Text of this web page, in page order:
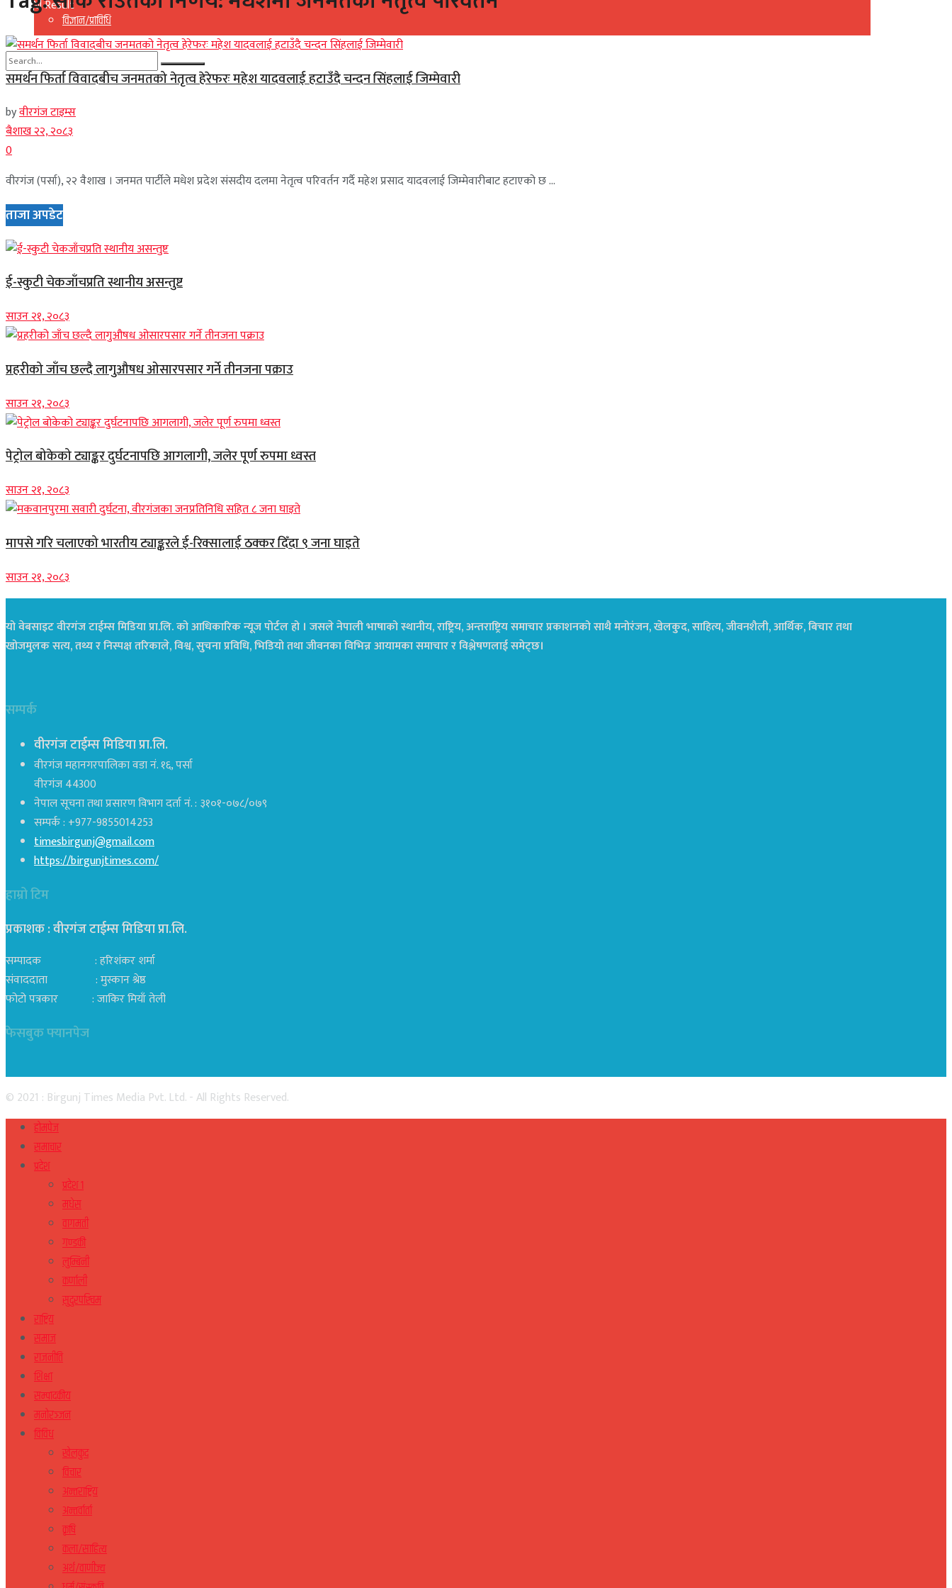
विज्ञान/प्राविधि
No Result
View All Result
View All Result
समर्थन फिर्ता विवादबीच जनमतको नेतृत्व हेरेफरः महेश यादवलाई हटाउँदै चन्दन सिंहलाई जिम्मेवारी
byवीरगंज टाइम्स
बैशाख २२, २०८३
0
वीरगंज (पर्सा), २२ वैशाख । जनमत पार्टीले मधेश प्रदेश संसदीय दलमा नेतृत्व परिवर्तन गर्दै महेश प्रसाद यादवलाई जिम्मेवारीबाट हटाएको छ ...
ताजा अपडेट
ई-स्कुटी चेकजाँचप्रति स्थानीय असन्तुष्ट
साउन २१, २०८३
प्रहरीको जाँच छल्दै लागुऔषध ओसारपसार गर्ने तीनजना पक्राउ
साउन २१, २०८३
पेट्रोल बोकेको ट्याङ्कर दुर्घटनापछि आगलागी, जलेर पूर्ण रुपमा ध्वस्त
साउन २१, २०८३
मापसे गरि चलाएको भारतीय ट्याङ्करले ई-रिक्सालाई ठक्कर दिँदा ९ जना घाइते
साउन २१, २०८३
यो वेबसाइट वीरगंज टाईम्स मिडिया प्रा.लि. को आधिकारिक न्यूज पोर्टल हो । जसले नेपाली भाषाको स्थानीय, राष्ट्रिय, अन्तराष्ट्रिय समाचार प्रकाशनको साथै मनोरंजन, खेलकुद, साहित्य, जीवनशैली, आर्थिक, बिचार तथा
खोजमुलक सत्य, तथ्य र निस्पक्ष तरिकाले, विश्व, सुचना प्रविधि, भिडियो तथा जीवनका विभिन्न आयामका समाचार र विश्लेषणलाई समेट्छ।
सम्पर्क
वीरगंज टाईम्स मिडिया प्रा.लि.
वीरगंज महानगरपालिका वडा नं. १६, पर्सा
वीरगंज 44300
नेपाल सूचना तथा प्रसारण विभाग दर्ता नं. : ३१०१-०७८/०७९
सम्पर्क : +977-9855014253
timesbirgunj@gmail.com
https://birgunjtimes.com/
हाम्रो टिम
प्रकाशक : वीरगंज टाईम्स मिडिया प्रा‍.लि.
सम्पादक : हरिशंकर शर्मा
संवाददाता : मुस्कान श्रेष्ठ
फोटो पत्रकार : जाकिर मियाँ तेली
फेसबुक फ्यानपेज
© 2021 : Birgunj Times Media Pvt. Ltd. - All Rights Reserved.
होमपेज
समाचार
प्रदेश
प्रदेश १
मधेस
वागमती
गण्डकी
लुम्बिनी
कर्णाली
सुदुरपस्चिम
राष्ट्रिय
समाज
राजनीति
शिक्षा
सम्पादकीय
मनोरञ्जन
विविध
खेलकुद
विचार
अन्तराष्ट्रिय
अन्तर्वार्ता
कृषि
कला/साहित्य
अर्थ/वाणीज्य